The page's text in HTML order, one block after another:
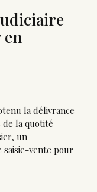
la délivrance
de la quotité
un
saisie-vente pour